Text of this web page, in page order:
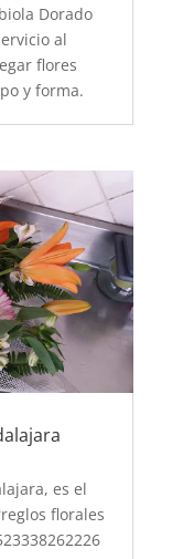
Dorado
al
flores
y forma.
es el
florales